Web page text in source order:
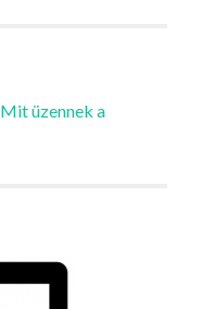
Mit üzennek a